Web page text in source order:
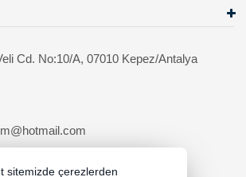
Cd. No:10/A, 07010 Kepez/Antalya
sitemizde çerezlerden